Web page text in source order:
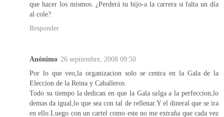
que hacer los mismos. ¿Perderá tu hijo-a la carrera si falta un día
al cole?
Responder
Anónimo 26 septiembre, 2008 09:50
Por lo que veo,la organizacion solo se centra en la Gala de la
Eleccion de la Reina y Caballeros.
Todo su tiempo la dedican en que la Gala salga a la perfeccion,lo
demas da igual,lo que sea con tal de rellenar.Y el dineral que se ira
en ello.Luego con un cartel como este no me extraña que cada vez